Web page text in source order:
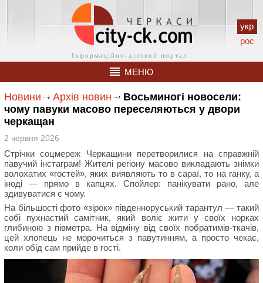
укр
рос
МЕНЮ
Новини Архів новин
Восьминогі новосели:
чому павуки масово переселяються у двори
черкащан
2 червня 2026
Стрічки соцмереж Черкащини перетворилися на справжній
павучий інстаграм! Жителі регіону масово викладають знімки
волохатих «гостей», яких виявляють то в сараї, то на ганку, а
іноді — прямо в капцях. Спойлер: панікувати рано, але
здивуватися є чому.
На більшості фото «зірок» південноруський тарантул — такий
собі пухнастий самітник, який воліє жити у своїх норках
глибиною з півметра. На відміну від своїх побратимів-ткачів,
цей хлопець не морочиться з павутинням, а просто чекає,
коли обід сам прийде в гості.